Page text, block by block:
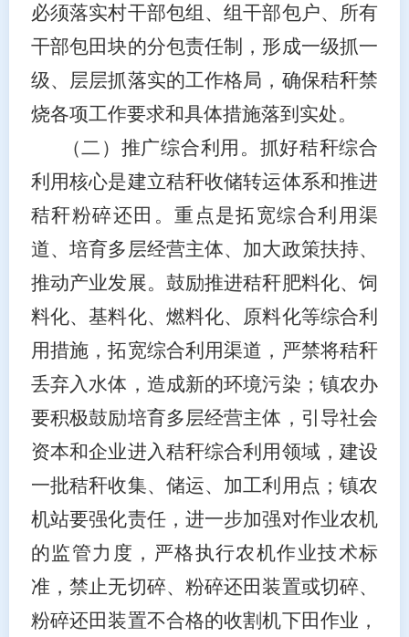
必须落实村干部包组 、组干部包户、所有
干部包田块的分包责任制，形成一级抓一
级、层层抓落实的工作格局，确保秸秆禁
烧各项工作要求和具体措施落到实处。
（二）推广综合利用。 抓好秸秆综合
利用核心是建立秸秆收储转运体系和推进
秸秆粉碎还田。重点是拓宽综合利用渠
道、培育多层经营主体、加大政策扶持、
推动产业发展。鼓励推进秸秆肥料化、饲
料化、基料化、燃料化、原料化等综合利
用措施，拓宽综合利用渠道 ， 严禁将秸秆
丢弃入水体，造成新的环境污染； 镇农办
要积极鼓励培育多层经营主体，引导社会
资本和企业进入秸秆综合利用领域，建设
一批秸秆收集、储运、加工利用点； 镇农
机站要强化责任，进一步加强对作业农机
的监管力度，严格执行农机作业技术标
准，禁止无切碎、粉碎还田装置或切碎、
粉碎还田装置不合格的收割机下田作业，